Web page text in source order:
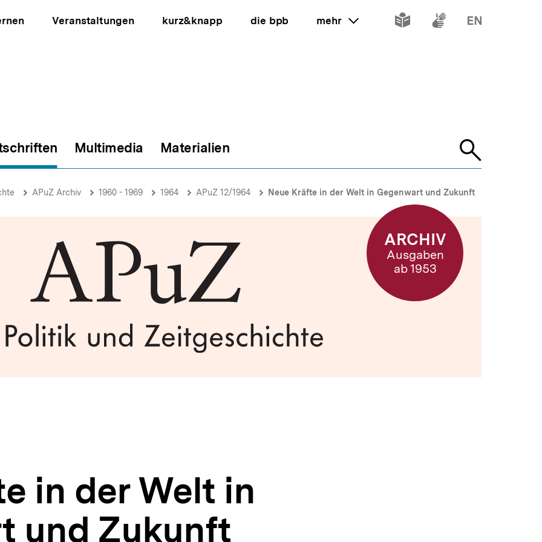
Veranstaltungen kurz&knapp die bpb mehr ein oder ausklappen
Inhalte Inhalte
Multimedia Materialien
Suche
öffnen
APuZ Archiv 1960 - 1969 1964 APuZ 12/1964 Neue Kräfte in der Welt in Gegenwart und Zukunft
ARCHIV
Ausgaben
ab 1953
in der Welt in
und Zukunft